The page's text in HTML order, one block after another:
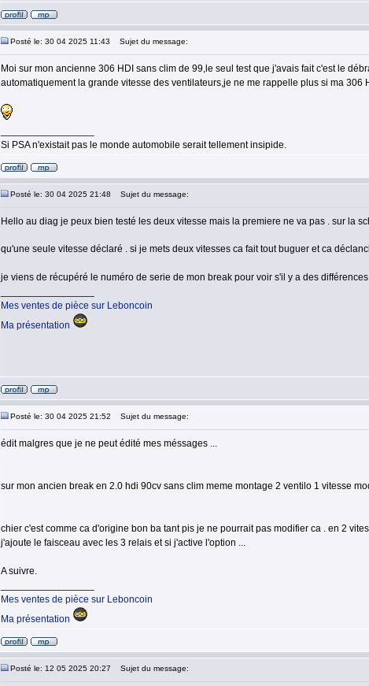
Posté le: 30 04 2025 11:43 Sujet du message:
Moi sur mon ancienne 306 HDI sans clim de 99,le seul test que j'avais fait c'est le
automatiquement la grande vitesse des ventilateurs,je ne me rappelle plus si ma 306
Si PSA n'existait pas le monde automobile serait tellement insipide.
Posté le: 30 04 2025 21:48 Sujet du message:
Hello au diag je peux bien testé les deux vitesse mais la premiere ne va pas . sur la
qu'une seule vitesse déclaré . si je mets deux vitesses ca fait tout buguer et ca
je viens de récupéré le numéro de serie de mon break pour voir s'il y a des
Mes ventes de pièce sur Leboncoin
Ma présentation
Posté le: 30 04 2025 21:52 Sujet du message:
édit malgres que je ne peut édité mes méssages ...
sur mon ancien break en 2.0 hdi 90cv sans clim meme montage 2 ventilo 1 vitesse
chier c'est comme ca d'origine bon ba tant pis je ne pourrait pas modifier ca . en 2
j'ajoute le faisceau avec les 3 relais et si j'active l'option ...
A suivre.
Mes ventes de pièce sur Leboncoin
Ma présentation
Posté le: 12 05 2025 20:27 Sujet du message: